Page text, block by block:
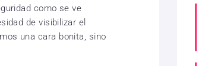
como se ve
de visibilizar el
una cara bonita, sino